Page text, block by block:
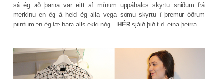
sá ég að þarna var eitt af mínum uppáhalds skyrtu sniðum frá
merkinu en ég á held ég alla vega sömu skyrtu í þremur öðrum
printum en ég fæ bara alls ekki nóg – HÉR sjáið þið t.d. eina þeirra.